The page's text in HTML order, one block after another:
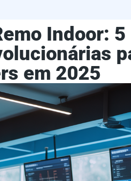
Indoor: 5
em 2025